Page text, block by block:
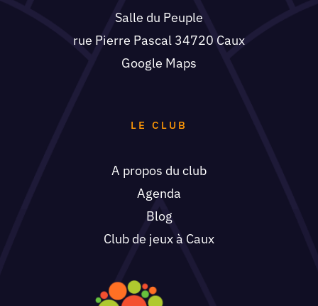
Salle du Peuple
rue Pierre Pascal 34720 Caux
Google Maps
LE CLUB
A propos du club
Agenda
Blog
Club de jeux à Caux